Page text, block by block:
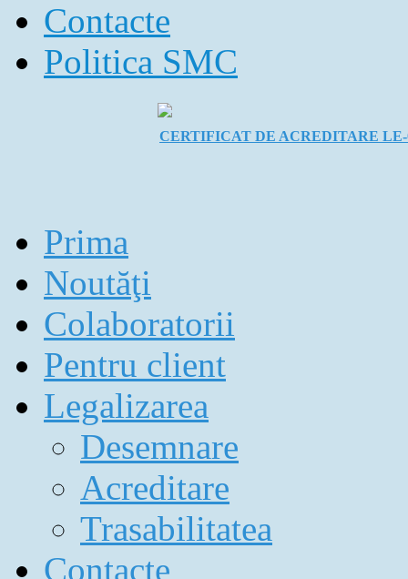
Contacte
Politica SMC
CERTIFICAT DE ACREDITARE LE-
Prima
Noutăţi
Colaboratorii
Pentru client
Legalizarea
Desemnare
Acreditare
Trasabilitatea
Contacte